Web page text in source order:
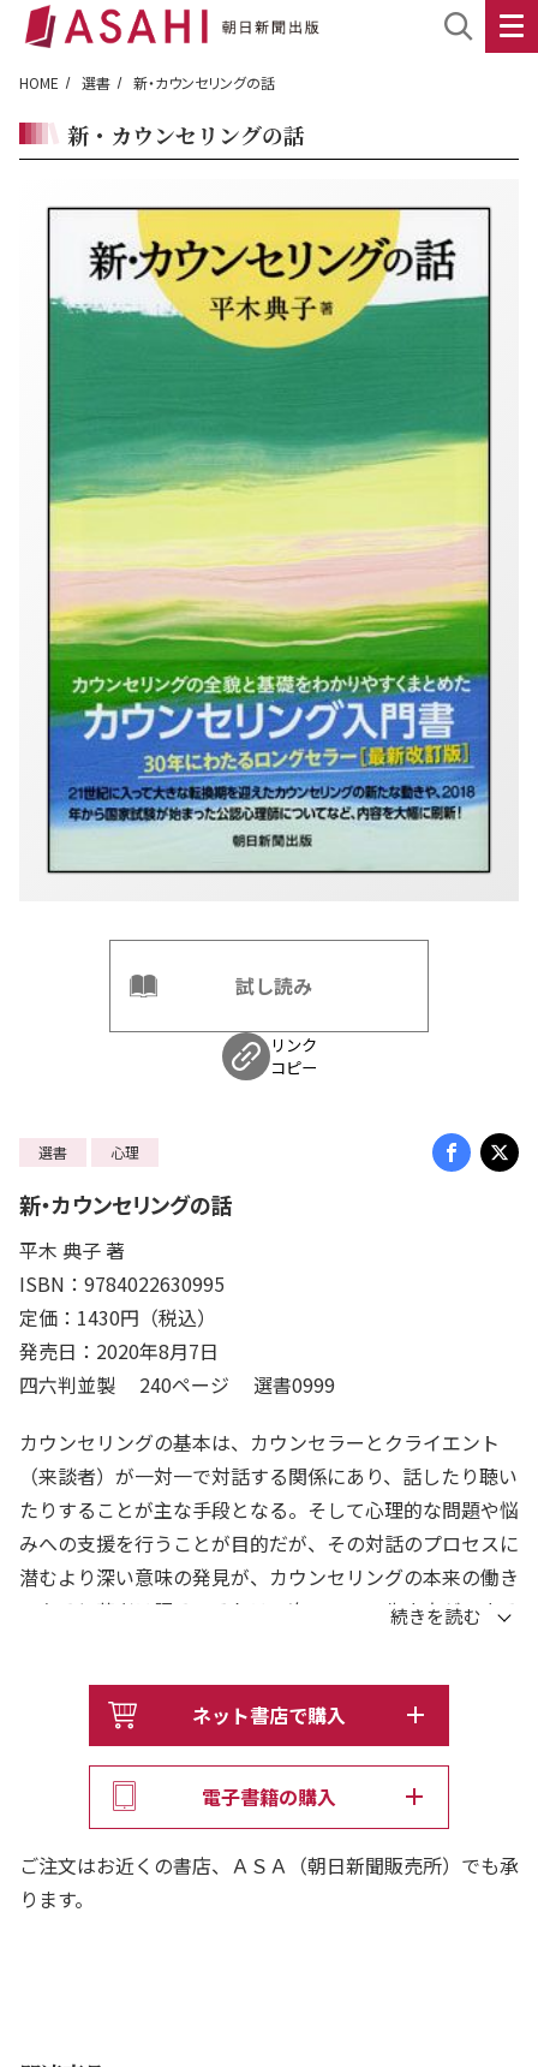
HOME 選書 新・カウンセリングの話
新・カウンセリングの話
試し読み
リンク
コピー
選書 心理
新・カウンセリングの話
平木 典子 著
ISBN：9784022630995
定価：1430円（税込）
発売日：2020年8月7日
四六判並製 240ページ 選書0999
カウンセリングの基本は、カウンセラーとクライエント
（来談者）が一対一で対話する関係にあり、話したり聴い
たりすることが主な手段となる。そして心理的な問題や悩
みへの支援を行うことが目的だが、その対話のプロセスに
潜むより深い意味の発見が、カウンセリングの本来の働き
であると著者は語る。それは、次の三つの生き方ができる
と」「人の違いを受け入れられるようになること」「ヒュ
ーマン・エラーを認め、ゆるせるようになること」。そし
て最終的な課題は、一人として同じではないクライエント
を支援するために、自分というカウンセラーをどう育てる
かであると。
ウンセリングに携わってきた著者が、カウンセリングの基
礎や全貌をわかりやすく伝える。カウンセリングに興味が
ネット書店で購入
電子書籍の購入
ご注文はお近くの書店、ＡＳＡ（朝日新聞販売所）でも承
ります。